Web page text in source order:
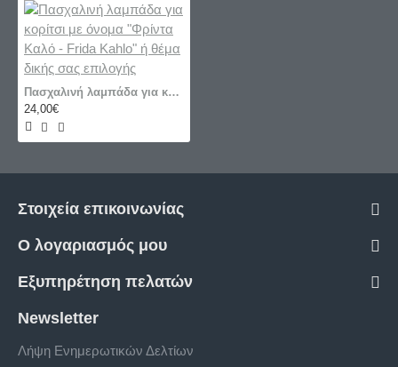
Πασχαλινή λαμπάδα για κορίτσι με όνομα "Φρίντα Καλό - Frida Kahlo" ή θέμα δικής σας επιλογής
24,00€
Στοιχεία επικοινωνίας
Ο λογαριασμός μου
Εξυπηρέτηση πελατών
Newsletter
Λήψη Ενημερωτικών Δελτίων